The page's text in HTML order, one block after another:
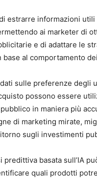
di estrarre informazioni
ai marketer di
e di adattare le
base al comportamento
sulle preferenze degli
possono essere
in maniera più
di marketing mirate,
sugli investimenti
predittiva basata sull’IA
quali prodotti